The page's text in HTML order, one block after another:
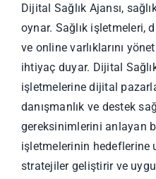
Dijital Sağlık Ajansı,
oynar. Sağlık işletmeleri,
ve online varlıklarını
ihtiyaç duyar. Dijital
işletmelerine dijital
danışmanlık ve destek
gereksinimlerini anlayan
işletmelerinin hedeflerine
stratejiler geliştirir ve